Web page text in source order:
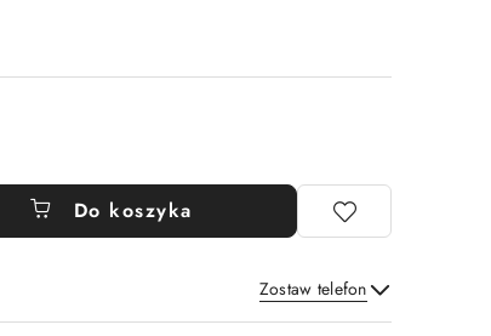
Do koszyka
Zostaw telefon
Wyślij